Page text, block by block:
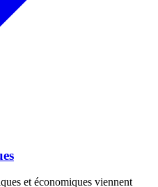
et économiques viennent